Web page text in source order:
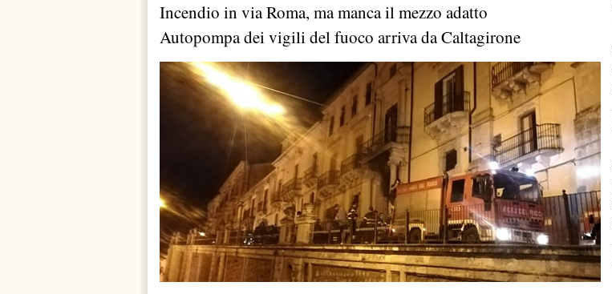
Incendio in via Roma, ma manca il mezzo adatto
Autopompa dei vigili del fuoco arriva da Caltagirone